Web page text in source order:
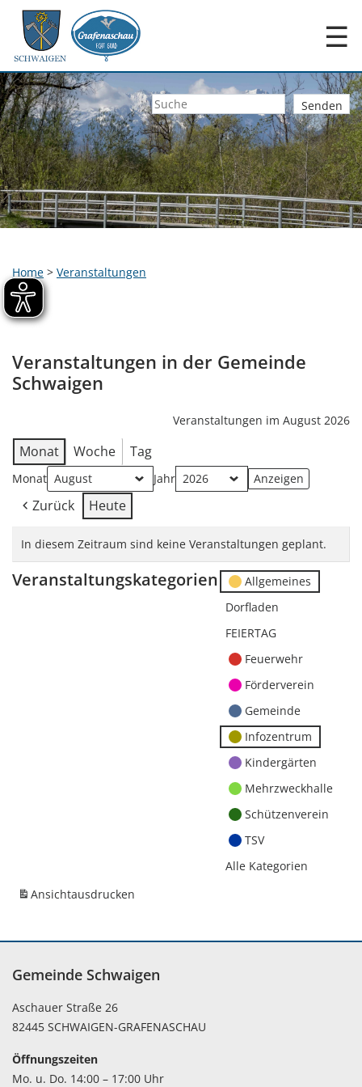
☰
Home > Veranstaltungen
Veranstaltungen in der Gemeinde
Schwaigen
Veranstaltungen im August 2026
Monat Woche Tag
Monat Jahr
Zurück Heute
In diesem Zeitraum sind keine Veranstaltungen geplant.
Veranstaltungskategorien
Allgemeines
Dorfladen
FEIERTAG
Feuerwehr
Förderverein
Gemeinde
Infozentrum
Kindergärten
Mehrzweckhalle
Schützenverein
TSV
Alle Kategorien
Ansichtausdrucken
Gemeinde Schwaigen
Aschauer Straße 26
82445 SCHWAIGEN-GRAFENASCHAU
Öffnungszeiten
Mo. u. Do. 14:00 – 17:00 Uhr